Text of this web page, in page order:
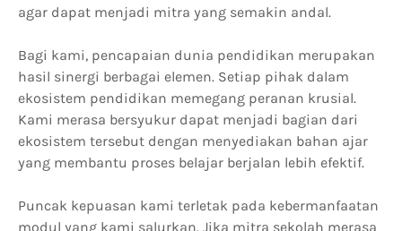
agar dapat menjadi mitra yang semakin andal.
Bagi kami, pencapaian dunia pendidikan merupakan
hasil sinergi berbagai elemen. Setiap pihak dalam
ekosistem pendidikan memegang peranan krusial.
Kami merasa bersyukur dapat menjadi bagian dari
ekosistem tersebut dengan menyediakan bahan ajar
yang membantu proses belajar berjalan lebih efektif.
Puncak kepuasan kami terletak pada kebermanfaatan
modul yang kami salurkan. Jika mitra sekolah merasa